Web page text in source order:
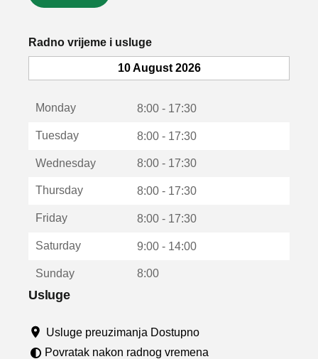
i
k
o
u
u
Radno vrijeme i usluge
10 August 2026
Monday 8:00 - 17:30
Tuesday 8:00 - 17:30
Wednesday 8:00 - 17:30
Thursday 8:00 - 17:30
Friday 8:00 - 17:30
Saturday 9:00 - 14:00
Sunday 8:00
Usluge
Usluge preuzimanja Dostupno
Povratak nakon radnog vremena